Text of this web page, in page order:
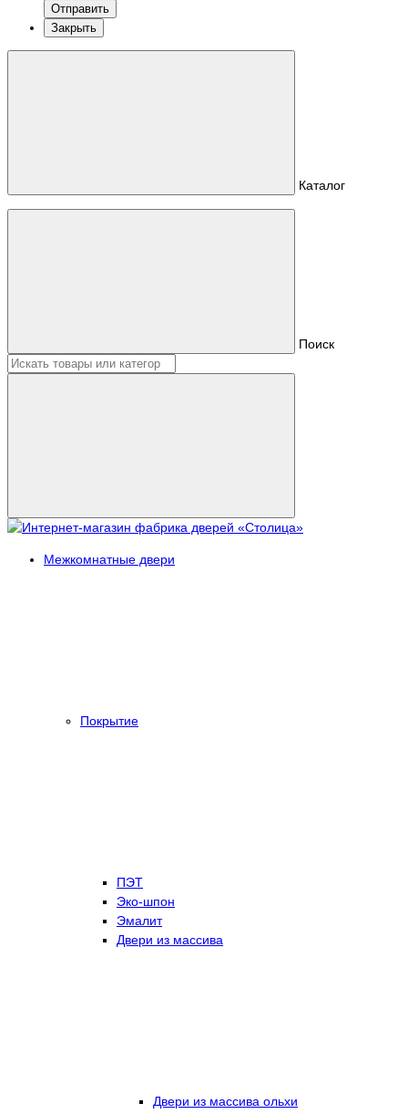
Отправить
Закрыть
Каталог
Поиск
Межкомнатные двери
Покрытие
ПЭТ
Эко-шпон
Эмалит
Двери из массива
Двери из массива ольхи